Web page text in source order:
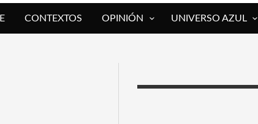
CONTEXTOS OPINIÓN UNIVERSO AZUL